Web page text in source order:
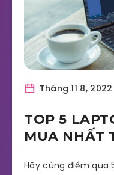
Tháng 11 8, 2022
TOP 5
MUA NHẤT
Hãy cùng điểm qua